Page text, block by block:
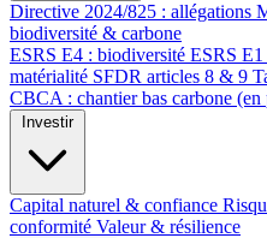
Directive 2024/825 : allégations
biodiversité & carbone
ESRS E4 : biodiversité ESRS
matérialité SFDR articles 8 & 9
CBCA : chantier bas carbone
Investir
Capital naturel & confiance
conformité Valeur & résilience